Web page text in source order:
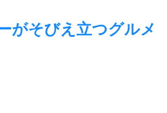
がそびえ立つグルメ